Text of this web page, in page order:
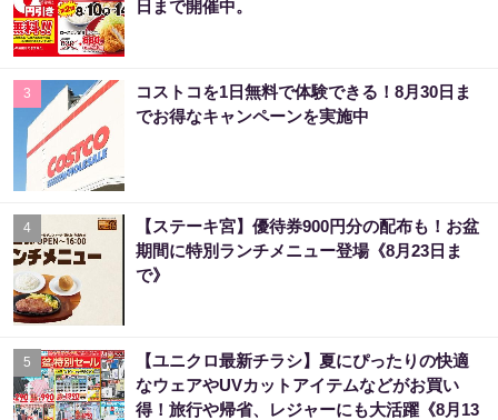
日まで開催中。
3
コストコを1日無料で体験できる！8月30日ま
でお得なキャンペーンを実施中
4
【ステーキ宮】優待券900円分の配布も！お盆
期間に特別ランチメニュー登場《8月23日ま
で》
5
【ユニクロ最新チラシ】夏にぴったりの快適
なウェアやUVカットアイテムなどがお買い
得！旅行や帰省、レジャーにも大活躍《8月13